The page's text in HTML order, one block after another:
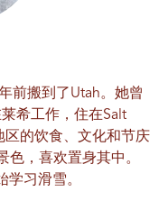
前搬到了Utah。她曾
希工作，住在Salt
区的饮食、文化和节庆
色，喜欢置身其中。
习滑雪。